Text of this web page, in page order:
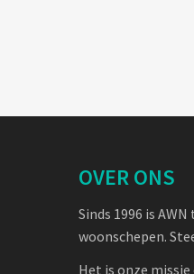
OVER ONS
Sinds 1996 is
woonschepen.
Het is onze